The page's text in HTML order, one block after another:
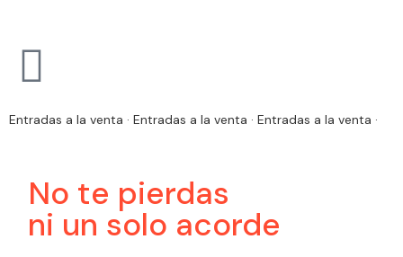
Entradas a la venta · Entradas a la venta · Entradas a la venta ·
No te pierdas
ni un solo acorde